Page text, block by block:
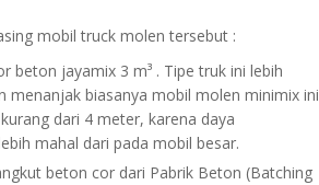
mobil truck molen tersebut :
beton jayamix 3 m³ . Tipe truk ini lebih
biasanya mobil molen minimix ini
dari 4 meter, karena daya
mahal dari pada mobil besar.
beton cor dari Pabrik Beton (Batching